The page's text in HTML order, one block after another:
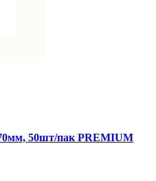
50шт/пак PREMIUM